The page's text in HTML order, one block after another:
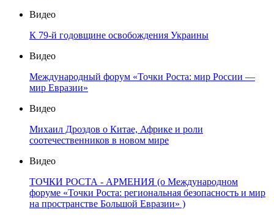
Видео
К 79-й годовщине освобождения Украины
Видео
Международный форум «Точки Роста: мир России —
мир Евразии»
Видео
Михаил Дроздов о Китае, Африке и роли
соотечественников в новом мире
Видео
ТОЧКИ РОСТА - АРМЕНИЯ (о Международном
форуме «Точки Роста: региональная безопасность и мир
на пространстве Большой Евразии» )